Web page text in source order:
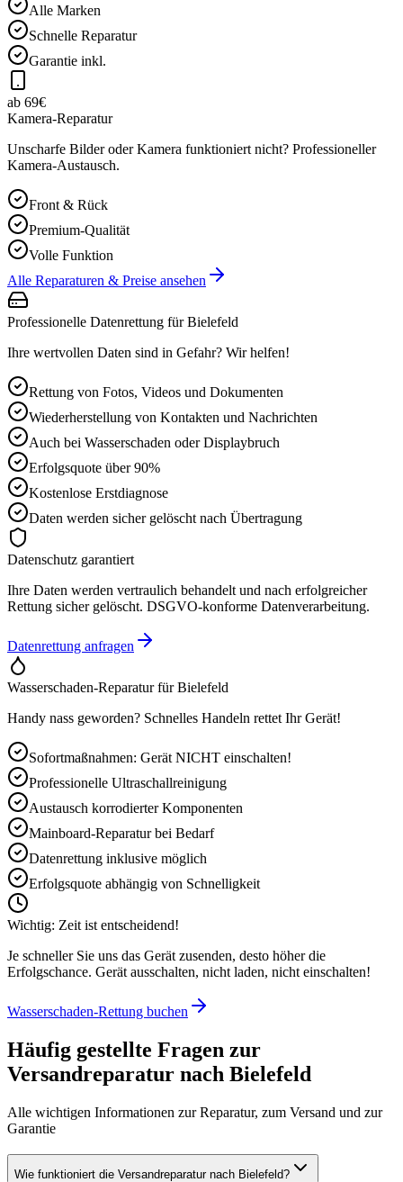
Alle Marken
Schnelle Reparatur
Garantie inkl.
ab 69€
Kamera-Reparatur
Unscharfe Bilder oder Kamera funktioniert nicht? Professioneller
Kamera-Austausch.
Front & Rück
Premium-Qualität
Volle Funktion
Alle Reparaturen & Preise ansehen
Professionelle Datenrettung fürBielefeld
Ihre wertvollen Daten sind in Gefahr? Wir helfen!
Rettung von Fotos, Videos und Dokumenten
Wiederherstellung von Kontakten und Nachrichten
Auch bei Wasserschaden oder Displaybruch
Erfolgsquote über 90%
Kostenlose Erstdiagnose
Daten werden sicher gelöscht nach Übertragung
Datenschutz garantiert
Ihre Daten werden vertraulich behandelt und nach erfolgreicher
Rettung sicher gelöscht. DSGVO-konforme Datenverarbeitung.
Datenrettung anfragen
Wasserschaden-Reparatur fürBielefeld
Handy nass geworden? Schnelles Handeln rettet Ihr Gerät!
Sofortmaßnahmen: Gerät NICHT einschalten!
Professionelle Ultraschallreinigung
Austausch korrodierter Komponenten
Mainboard-Reparatur bei Bedarf
Datenrettung inklusive möglich
Erfolgsquote abhängig von Schnelligkeit
Wichtig: Zeit ist entscheidend!
Je schneller Sie uns das Gerät zusenden, desto höher die
Erfolgschance. Gerät ausschalten, nicht laden, nicht einschalten!
Wasserschaden-Rettung buchen
Häufig gestellte Fragen zur
Versandreparatur nach Bielefeld
Alle wichtigen Informationen zur Reparatur, zum Versand und zur
Garantie
Wie funktioniert die Versandreparatur nach Bielefeld?